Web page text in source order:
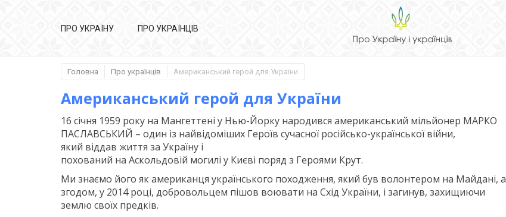
ПРО УКРАЇНУ ПРО УКРАЇНЦІВ
Головна Про українців Американський герой для України
Американський герой для України
16 січня 1959 року на Мангеттені у Нью-Йорку народився американський мільйонер МАРКО
ПАСЛАВСЬКИЙ – один із найвідоміших Героїв сучасної російсько-української війни,
який віддав життя за Україну і
похований на Аскольдовій могилі у Києві поряд з Героями Крут.
Ми знаємо його як американця українського походження, який був волонтером на Майдані, а
згодом, у 2014 році, добровольцем пішов воювати на Схід України, і загинув, захищиючи
землю своїх предків.